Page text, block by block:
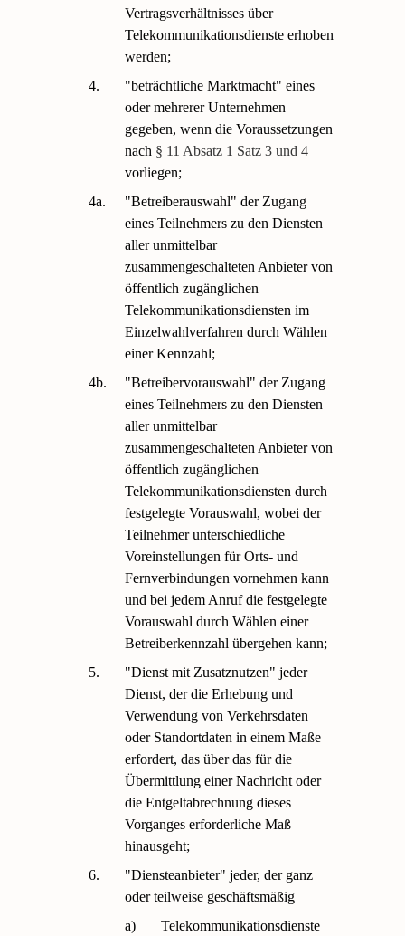
Vertragsverhältnisses über
Telekommunikationsdienste erhoben
werden;
4.
"beträchtliche Marktmacht" eines
oder mehrerer Unternehmen
gegeben, wenn die Voraussetzungen
nach § 11 Absatz 1 Satz 3 und 4
vorliegen;
4a.
"Betreiberauswahl" der Zugang
eines Teilnehmers zu den Diensten
aller unmittelbar
zusammengeschalteten Anbieter von
öffentlich zugänglichen
Telekommunikationsdiensten im
Einzelwahlverfahren durch Wählen
einer Kennzahl;
4b.
"Betreibervorauswahl" der Zugang
eines Teilnehmers zu den Diensten
aller unmittelbar
zusammengeschalteten Anbieter von
öffentlich zugänglichen
Telekommunikationsdiensten durch
festgelegte Vorauswahl, wobei der
Teilnehmer unterschiedliche
Voreinstellungen für Orts- und
Fernverbindungen vornehmen kann
und bei jedem Anruf die festgelegte
Vorauswahl durch Wählen einer
Betreiberkennzahl übergehen kann;
5.
"Dienst mit Zusatznutzen" jeder
Dienst, der die Erhebung und
Verwendung von Verkehrsdaten
oder Standortdaten in einem Maße
erfordert, das über das für die
Übermittlung einer Nachricht oder
die Entgeltabrechnung dieses
Vorganges erforderliche Maß
hinausgeht;
6.
"Diensteanbieter" jeder, der ganz
oder teilweise geschäftsmäßig
a)
Telekommunikationsdienste